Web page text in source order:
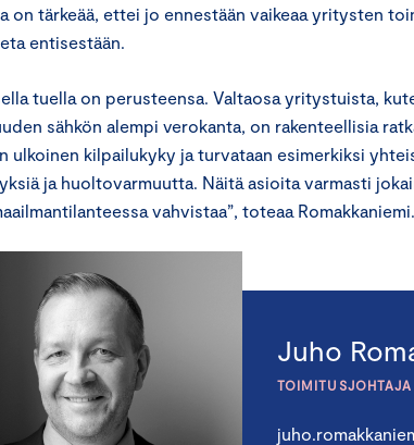
on tärkeää, ettei jo ennestään vaikeaa yritysten
entisestään.
tuella on perusteensa. Valtaosa yritystuista,
sähkön alempi verokanta, on rakenteellisia
ulkoinen kilpailukyky ja turvataan esimerkiksi
ja huoltovarmuutta. Näitä asioita varmasti
vahvistaa”, toteaa Romakkaniemi.
Juho
TOIMITUSJOHTAJA